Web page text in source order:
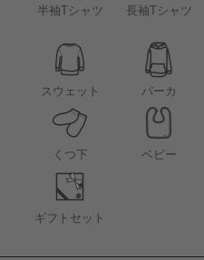
半袖Tシャツ 長袖Tシャツ
スウェット パーカ
くつ下 ベビー
ギフトセット